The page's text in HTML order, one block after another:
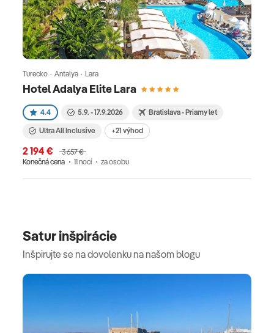
Hotel Adalya Elite Lara
Turecko · Antalya · Lara
4.4 5.9. - 17.9.2026 Bratislava - Priamy let
Ultra All Inclusive +21 výhod
2 194 €
3 657 €
Konečná cena
11 nocí za osobu
Satur inšpirácie
Inšpirujte se na dovolenku na našom blogu